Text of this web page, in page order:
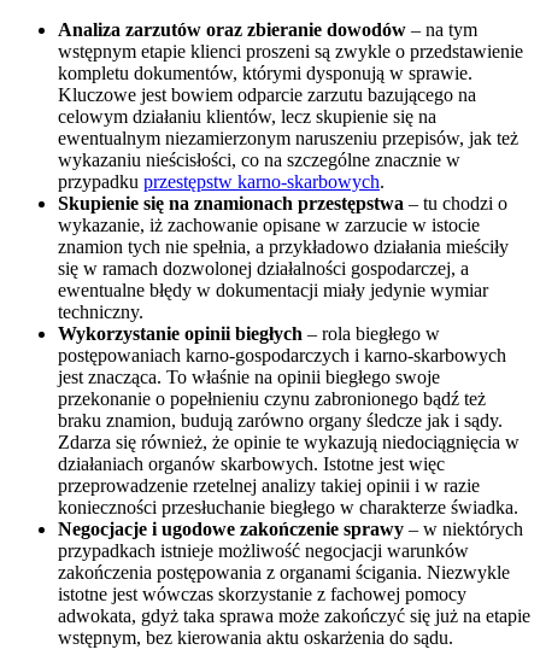
Analiza zarzutów oraz zbieranie dowodów – na tym
wstępnym etapie klienci proszeni są zwykle o przedstawienie
kompletu dokumentów, którymi dysponują w sprawie.
Kluczowe jest bowiem odparcie zarzutu bazującego na
celowym działaniu klientów, lecz skupienie się na
ewentualnym niezamierzonym naruszeniu przepisów, jak też
wykazaniu nieścisłości, co na szczególne znacznie w
przypadku przestępstw karno-skarbowych.
Skupienie się na znamionach przestępstwa – tu chodzi o
wykazanie, iż zachowanie opisane w zarzucie w istocie
znamion tych nie spełnia, a przykładowo działania mieściły
się w ramach dozwolonej działalności gospodarczej, a
ewentualne błędy w dokumentacji miały jedynie wymiar
techniczny.
Wykorzystanie opinii biegłych – rola biegłego w
postępowaniach karno-gospodarczych i karno-skarbowych
jest znacząca. To właśnie na opinii biegłego swoje
przekonanie o popełnieniu czynu zabronionego bądź też
braku znamion, budują zarówno organy śledcze jak i sądy.
Zdarza się również, że opinie te wykazują niedociągnięcia w
działaniach organów skarbowych. Istotne jest więc
przeprowadzenie rzetelnej analizy takiej opinii i w razie
konieczności przesłuchanie biegłego w charakterze świadka.
Negocjacje i ugodowe zakończenie sprawy – w niektórych
przypadkach istnieje możliwość negocjacji warunków
zakończenia postępowania z organami ścigania. Niezwykle
istotne jest wówczas skorzystanie z fachowej pomocy
adwokata, gdyż taka sprawa może zakończyć się już na etapie
wstępnym, bez kierowania aktu oskarżenia do sądu.